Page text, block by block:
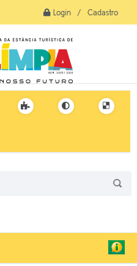
Login / Cadastro